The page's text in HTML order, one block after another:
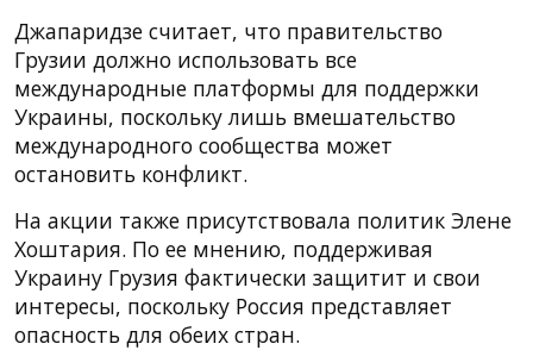
Джапаридзе считает, что правительство
Грузии должно использовать все
международные платформы для поддержки
Украины, поскольку лишь вмешательство
международного сообщества может
остановить конфликт.
На акции также присутствовала политик Элене
Хоштария. По ее мнению, поддерживая
Украину Грузия фактически защитит и свои
интересы, поскольку Россия представляет
опасность для обеих стран.